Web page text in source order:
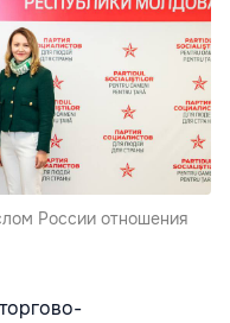
России отношения